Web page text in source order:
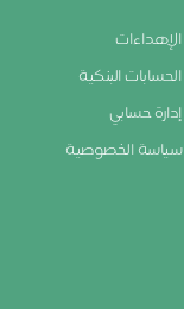
الإهداءات
الحسابات البنكية
إدارة حسابي
سياسة الخصوصية